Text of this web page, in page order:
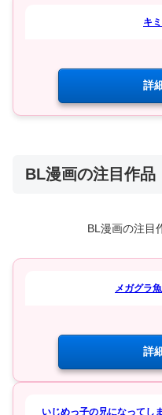
キ
詳
BL漫画の注目作品
BL漫画の注目
メガグラ
詳
いじめっ子の兄になってし